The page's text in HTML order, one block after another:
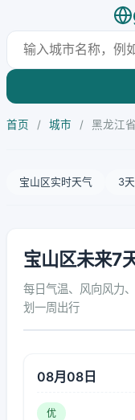
首页 / 城市 / 黑龙江省
宝山区实时天气 3
宝山区未来7
每日气温、风向风力
划一周出行
08月08日
优